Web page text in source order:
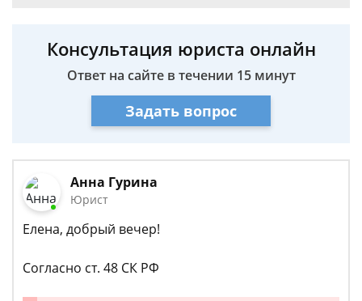
Консультация юриста онлайн
Ответ на сайте в течении 15 минут
Задать вопрос
Анна Гурина
Юрист
Елена, добрый вечер!
Согласно ст. 48 СК РФ